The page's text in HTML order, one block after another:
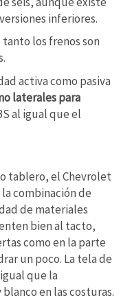
inferiores.
los frenos son
activa como pasiva
laterales para
al igual que el
tablero, el Chevrolet
combinación de
de materiales
bien al tacto,
como en la parte
un poco. La tela de
que la
en las costuras.